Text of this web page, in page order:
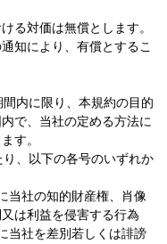
る対価は無償とします。
知により、有償とするこ
内に限り、本規約の目的
で、当社の定める方法に
す。
、以下の各号のいずれか
当社の知的財産権、肖像
は利益を侵害する行為
当社を差別若しくは誹謗